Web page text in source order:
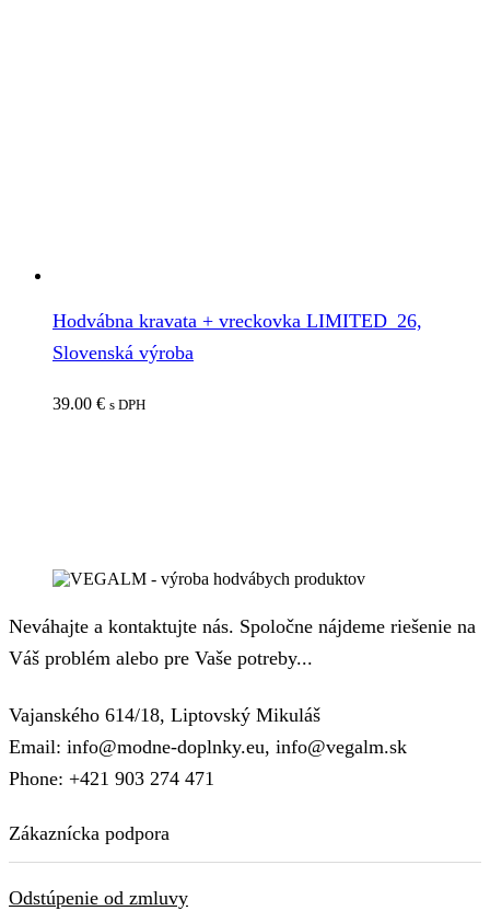
Hodvábna kravata + vreckovka LIMITED_26,
Slovenská výroba
39.00 € s DPH
Neváhajte a kontaktujte nás. Spoločne nájdeme riešenie na
Váš problém alebo pre Vaše potreby...
Vajanského 614/18, Liptovský Mikuláš
Email: info@modne-doplnky.eu, info@vegalm.sk
Phone: +421 903 274 471
Zákaznícka podpora
Odstúpenie od zmluvy